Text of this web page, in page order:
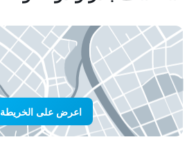
اعرض على الخريطة